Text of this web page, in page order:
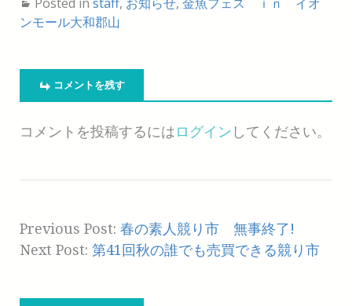
ンモール大和郡山
コメントを残す
コメントを投稿するにはログイン してください。
Previous Post: 春の素人競り市 無事終了!
Next Post: 第41回秋の誰でも売買できる競り市